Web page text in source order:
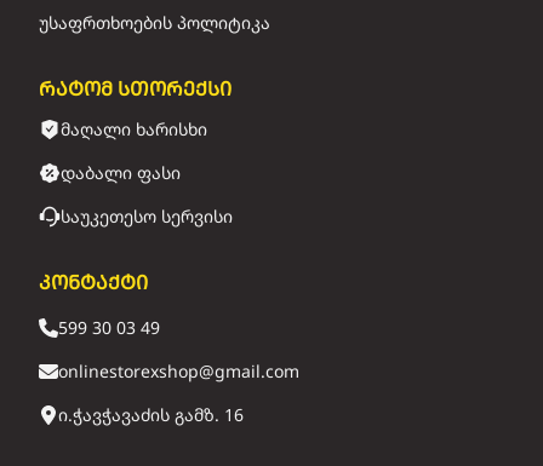
უსაფრთხოების პოლიტიკა
რატომ სთორექსი
მაღალი ხარისხი
დაბალი ფასი
საუკეთესო სერვისი
კონტაქტი
599 30 03 49
onlinestorexshop@gmail.com
ი.ჭავჭავაძის გამზ. 16